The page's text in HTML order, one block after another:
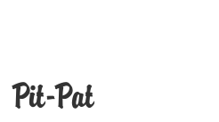
Pit-Pat